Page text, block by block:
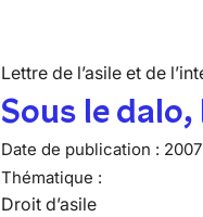
Lettre de l’asile et de
Sous le dalo,
Date de publication : 2007
Thématique :
Droit d’asile